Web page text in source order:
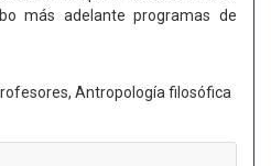
más adelante programas de
Antropología filosófica